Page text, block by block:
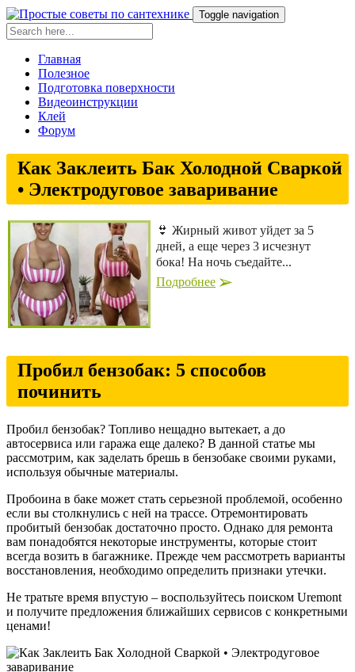
Toggle navigation
Главная
Полезное
Подготовка поверхности
Видеоинструкции
Клей
Форум
Как Заклеить Бак Холодной Сваркой
• Электродуговое заваривание
👙 Жирный живот уйдет за 5
дней, а еще через 3 исчезнут
бока! На ночь съедайте...
Подробнее
Пробил бензобак: 5 способов
починить
Пробил бензобак? Топливо нещадно вытекает, а до
автосервиса или гаража еще далеко? В данной статье мы
рассмотрим, как заделать брешь в бензобаке своими руками,
используя обычные материалы.
Пробоина в баке может стать серьезной проблемой, особенно
если вы столкнулись с ней на трассе. Отремонтировать
пробитый бензобак достаточно просто. Однако для ремонта
вам понадобятся некоторые инструменты, которые стоит
всегда возить в багажнике. Прежде чем рассмотреть варианты
восстановления, необходимо определить признаки утечки.
Не тратьте время впустую – воспользуйтесь поиском Uremont
и получите предложения ближайших сервисов с конкретными
ценами!